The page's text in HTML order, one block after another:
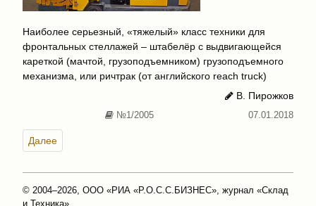
Наиболее серьезный, «тяжелый» класс техники для
фронтальных стеллажей – штабелёр с выдвигающейся
кареткой (мачтой, грузоподъемником) грузоподъемного
механизма, или ричтрак (от английского reach truck)
В. Пирожков
№1/2005
07.01.2018
Далее
© 2004–2026, ООО «РИА «Р.О.С.С.БИЗНЕС», журнал «Склад
и Техника»